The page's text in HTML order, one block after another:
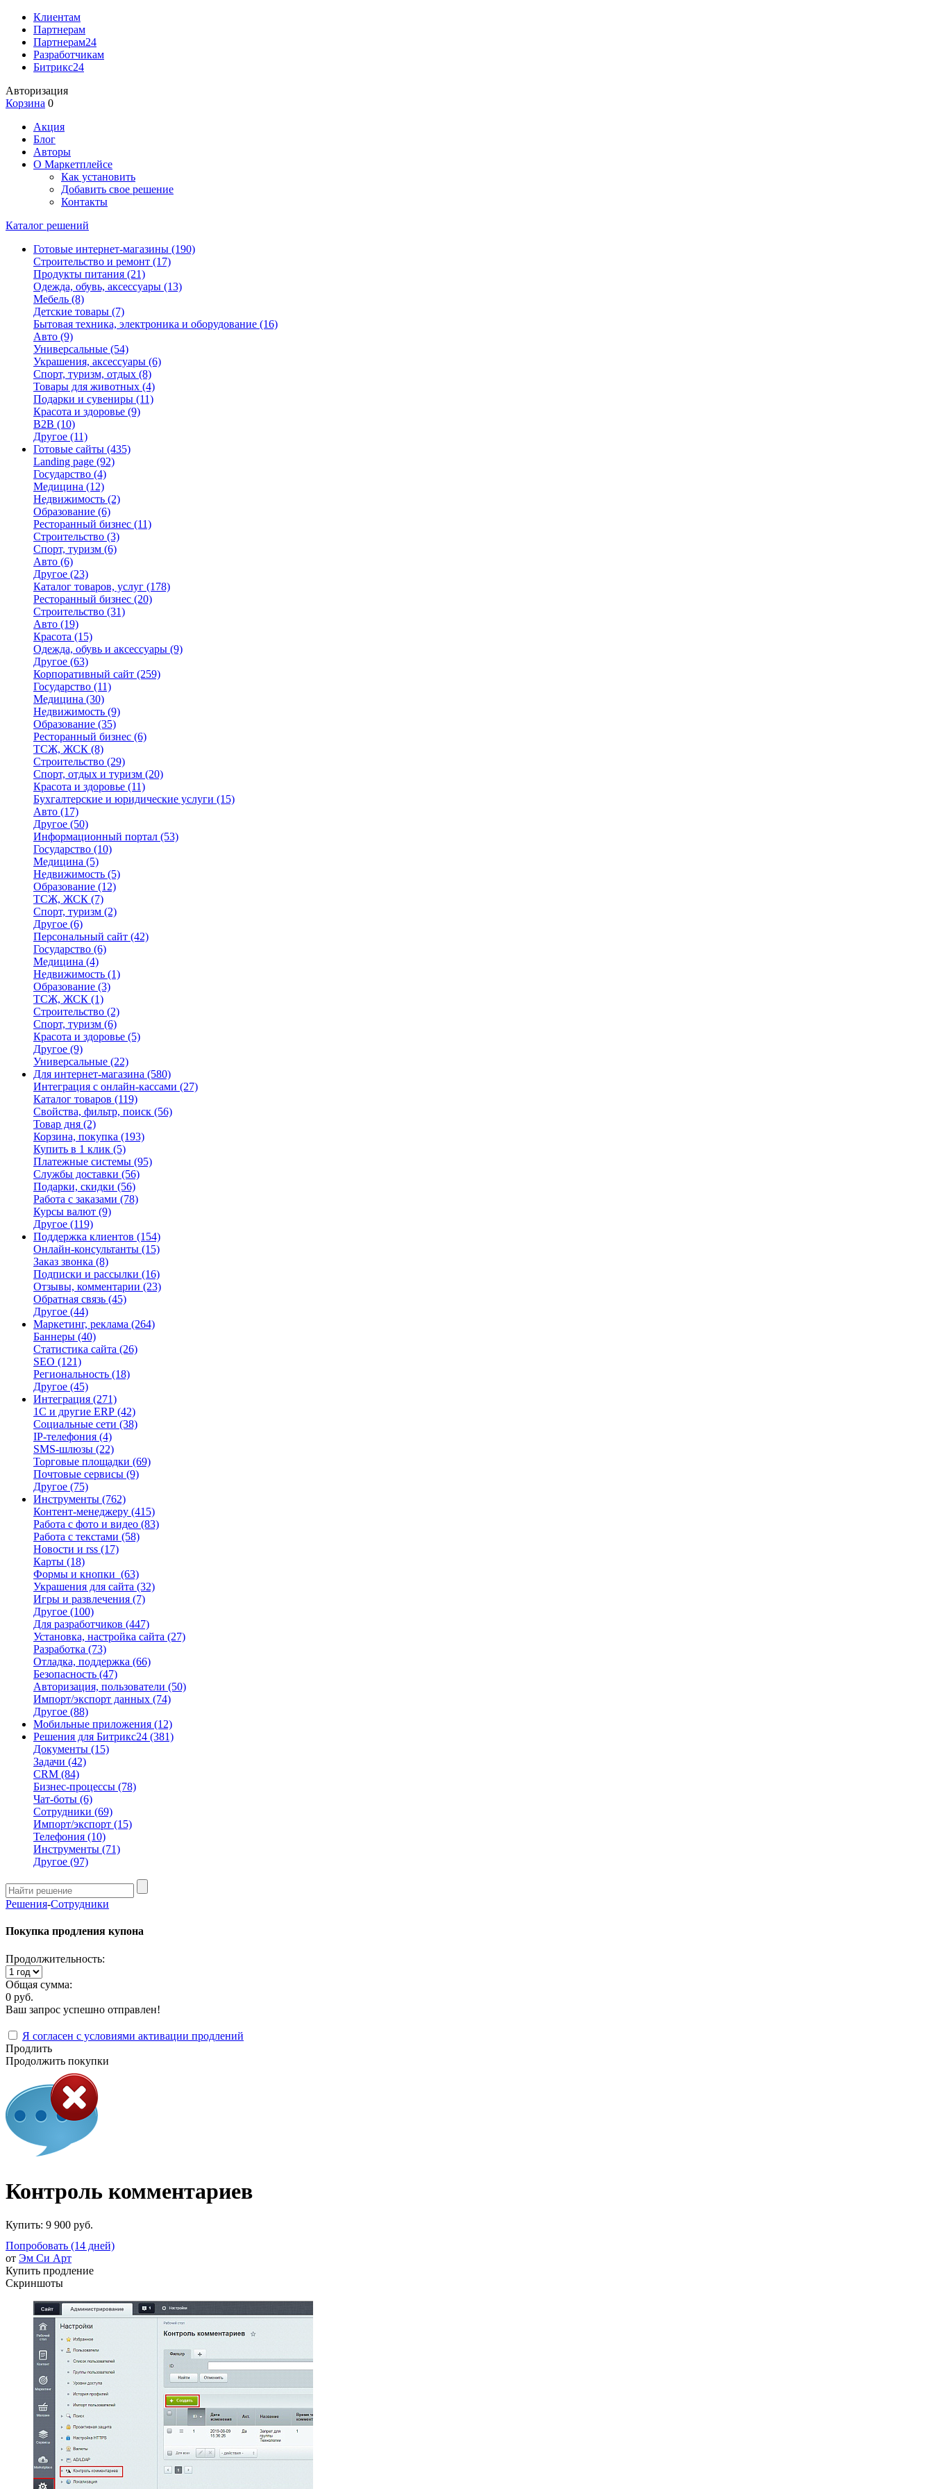
Клиентам
Партнерам
Партнерам24
Разработчикам
Битрикс24
Авторизация
Корзина 0
Акция
Блог
Авторы
О Маркетплейсе
Как установить
Добавить свое решение
Контакты
Каталог решений
Готовые интернет-магазины (190)
Строительство и ремонт (17)
Продукты питания (21)
Одежда, обувь, аксессуары (13)
Мебель (8)
Детские товары (7)
Бытовая техника, электроника и оборудование (16)
Авто (9)
Универсальные (54)
Украшения, аксессуары (6)
Спорт, туризм, отдых (8)
Товары для животных (4)
Подарки и сувениры (11)
Красота и здоровье (9)
B2B (10)
Другое (11)
Готовые сайты (435)
Landing page (92)
Государство (4)
Медицина (12)
Недвижимость (2)
Образование (6)
Ресторанный бизнес (11)
Строительство (3)
Спорт, туризм (6)
Авто (6)
Другое (23)
Каталог товаров, услуг (178)
Ресторанный бизнес (20)
Строительство (31)
Авто (19)
Красота (15)
Одежда, обувь и аксессуары (9)
Другое (63)
Корпоративный сайт (259)
Государство (11)
Медицина (30)
Недвижимость (9)
Образование (35)
Ресторанный бизнес (6)
ТСЖ, ЖСК (8)
Строительство (29)
Спорт, отдых и туризм (20)
Красота и здоровье (11)
Бухгалтерские и юридические услуги (15)
Авто (17)
Другое (50)
Информационный портал (53)
Государство (10)
Медицина (5)
Недвижимость (5)
Образование (12)
ТСЖ, ЖСК (7)
Спорт, туризм (2)
Другое (6)
Персональный сайт (42)
Государство (6)
Медицина (4)
Недвижимость (1)
Образование (3)
ТСЖ, ЖСК (1)
Строительство (2)
Спорт, туризм (6)
Красота и здоровье (5)
Другое (9)
Универсальные (22)
Для интернет-магазина (580)
Интеграция с онлайн-кассами (27)
Каталог товаров (119)
Свойства, фильтр, поиск (56)
Товар дня (2)
Корзина, покупка (193)
Купить в 1 клик (5)
Платежные системы (95)
Службы доставки (56)
Подарки, скидки (56)
Работа с заказами (78)
Курсы валют (9)
Другое (119)
Поддержка клиентов (154)
Онлайн-консультанты (15)
Заказ звонка (8)
Подписки и рассылки (16)
Отзывы, комментарии (23)
Обратная связь (45)
Другое (44)
Маркетинг, реклама (264)
Баннеры (40)
Статистика сайта (26)
SEO (121)
Региональность (18)
Другое (45)
Интеграция (271)
1С и другие ERP (42)
Социальные сети (38)
IP-телефония (4)
SMS-шлюзы (22)
Торговые площадки (69)
Почтовые сервисы (9)
Другое (75)
Инструменты (762)
Контент-менеджеру (415)
Работа с фото и видео (83)
Работа с текстами (58)
Новости и rss (17)
Карты (18)
Формы и кнопки (63)
Украшения для сайта (32)
Игры и развлечения (7)
Другое (100)
Для разработчиков (447)
Установка, настройка сайта (27)
Разработка (73)
Отладка, поддержка (66)
Безопасность (47)
Авторизация, пользователи (50)
Импорт/экспорт данных (74)
Другое (88)
Мобильные приложения (12)
Решения для Битрикс24 (381)
Документы (15)
Задачи (42)
CRM (84)
Бизнес-процессы (78)
Чат-боты (6)
Сотрудники (69)
Импорт/экспорт (15)
Телефония (10)
Инструменты (71)
Другое (97)
Решения-Сотрудники
Покупка продления купона
Продолжительность:
Общая сумма:
0 руб.
Ваш запрос успешно отправлен!
Я согласен с условиями активации продлений
Продлить
Продолжить покупки
Контроль комментариев
Купить: 9 900 руб.
Попробовать (14 дней)
от Эм Си Арт
Купить продление
Скриншоты